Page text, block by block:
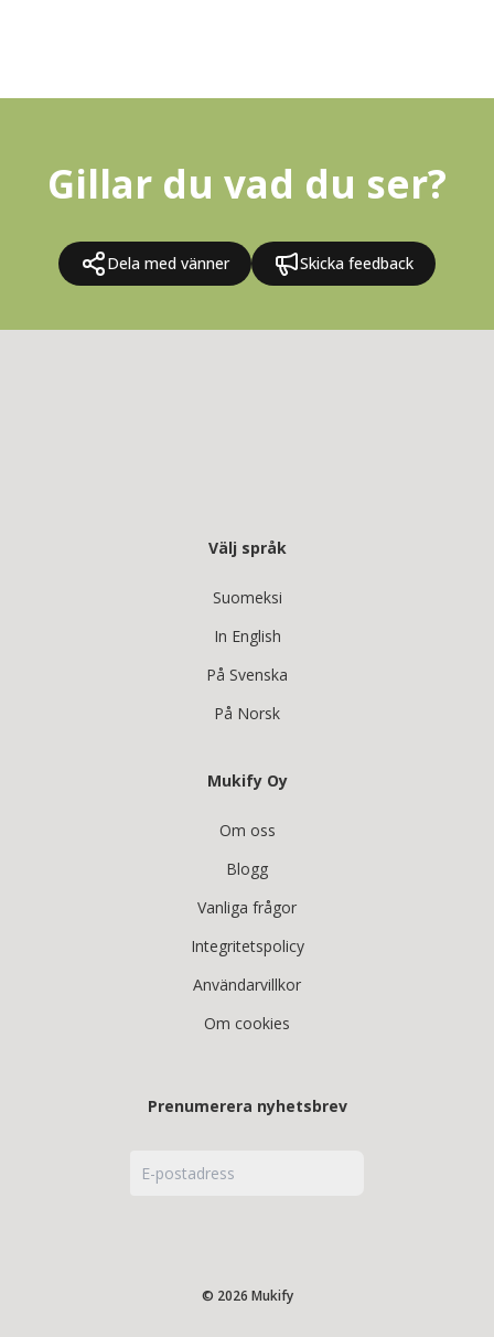
Gillar du vad du ser?
Dela med vänner Skicka feedback
Välj språk
Suomeksi
In English
På Svenska
På Norsk
Mukify Oy
Om oss
Blogg
Vanliga frågor
Integritetspolicy
Användarvillkor
Om cookies
Prenumerera nyhetsbrev
© 2026 Mukify